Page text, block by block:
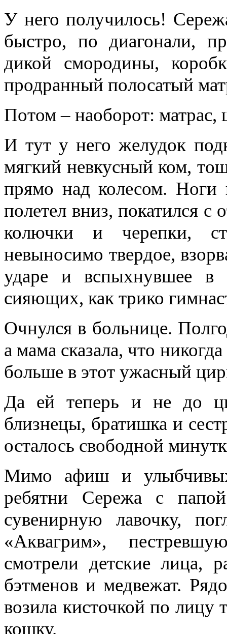
У него получилось!
быстро, по диагонали,
дикой смородины,
продранный полосатый
Потом – наоборот:
И тут у него желудок
мягкий невкусный ком,
прямо над колесом. Ноги
полетел вниз, покатился с
колючки и черепки,
невыносимо твердое,
ударе и вспыхнувшее в
сияющих, как трико
Очнулся в больнице.
а мама сказала, что
больше в этот ужасный
Да ей теперь и не до
близнецы, братишка и
осталось свободной
Мимо афиш и
ребятни Сережа с
сувенирную лавочку,
«Аквагрим»,
смотрели детские лица,
бэтменов и медвежат.
возила кисточкой по лицу
кошку.